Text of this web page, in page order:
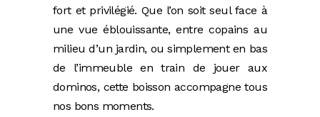
fort et privilégié. Que l’on soit seul face à
une vue éblouissante, entre copains au
milieu d’un jardin, ou simplement en bas
de l’immeuble en train de jouer aux
dominos, cette boisson accompagne tous
nos bons moments.